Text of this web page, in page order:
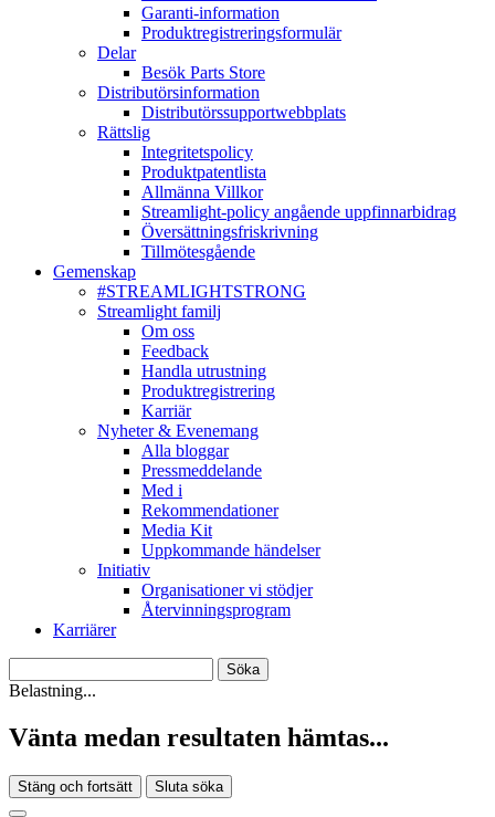
Garanti-information
Produktregistreringsformulär
Delar
Besök Parts Store
Distributörsinformation
Distributörssupportwebbplats
Rättslig
Integritetspolicy
Produktpatentlista
Allmänna Villkor
Streamlight-policy angående uppfinnarbidrag
Översättningsfriskrivning
Tillmötesgående
Gemenskap
#STREAMLIGHTSTRONG
Streamlight familj
Om oss
Feedback
Handla utrustning
Produktregistrering
Karriär
Nyheter & Evenemang
Alla bloggar
Pressmeddelande
Med i
Rekommendationer
Media Kit
Uppkommande händelser
Initiativ
Organisationer vi stödjer
Återvinningsprogram
Karriärer
Belastning...
Vänta medan resultaten hämtas...
Stäng och fortsätt Sluta söka